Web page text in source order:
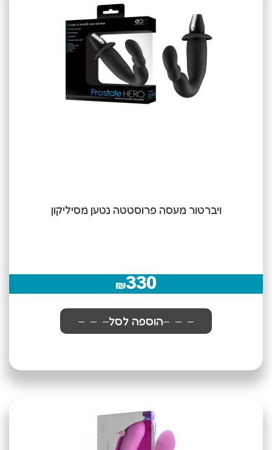
ויברטור מעסה פרוסטטה נטען מסיליקון
₪330
הוספה לסל